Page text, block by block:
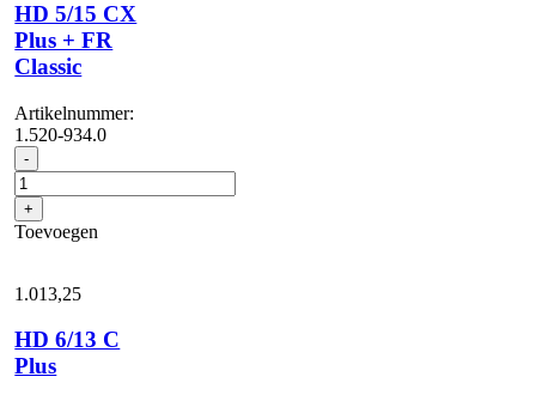
HD 5/15 CX
Plus + FR
Classic
Artikelnummer:
1.520-934.0
- HD
5/15
CX
Plus
+
Classic
aantal
+
Toevoegen
1.013,25
HD 6/13 C
Plus